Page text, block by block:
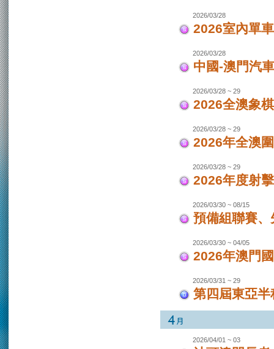
2026/03/28
2026室內單
2026/03/28
中國-澳門汽
2026/03/28 ~ 29
2026全澳象
2026/03/28 ~ 29
2026年全澳
2026/03/28 ~ 29
2026年度射
2026/03/30 ~ 08/15
預備組聯賽
2026/03/30 ~ 04/05
2026年澳門
2026/03/31 ~ 29
第四屆東亞
2026/04/01 ~ 03